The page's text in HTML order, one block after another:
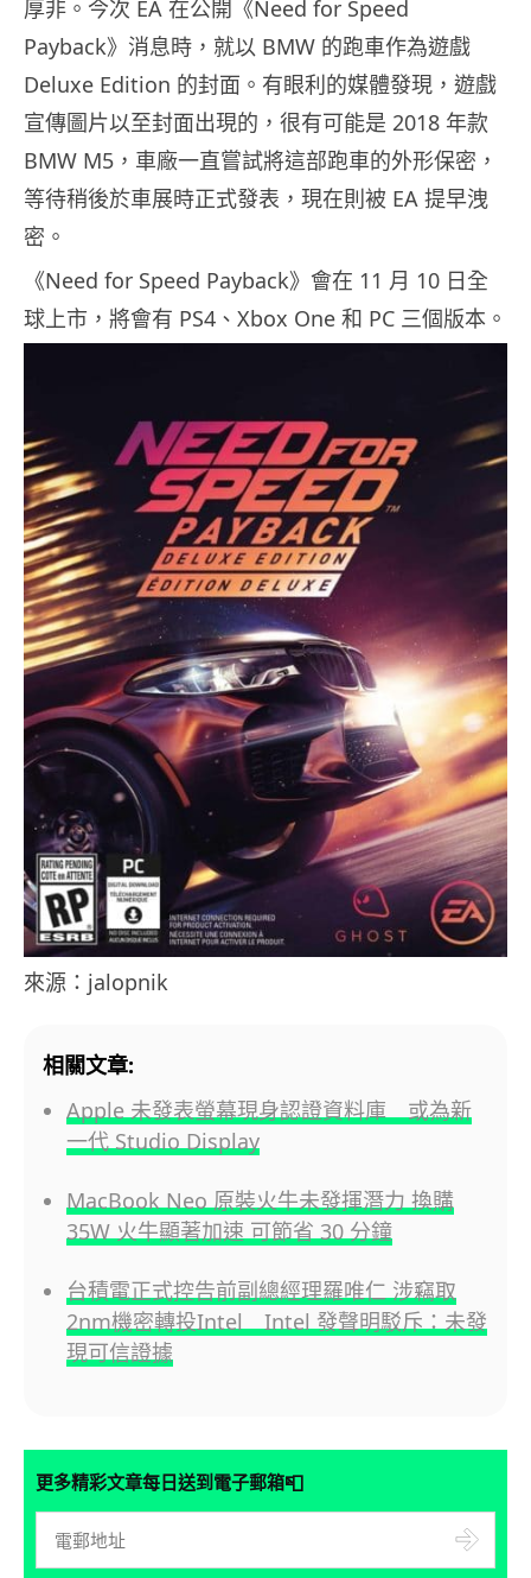
厚非。今次 EA 在公開《Need for Speed
Payback》消息時，就以 BMW 的跑車作為遊戲
Deluxe Edition 的封面。有眼利的媒體發現，遊戲
宣傳圖片以至封面出現的，很有可能是 2018 年款
BMW M5，車廠一直嘗試將這部跑車的外形保密，
等待稍後於車展時正式發表，現在則被 EA 提早洩
密。
《Need for Speed Payback》會在 11 月 10 日全
球上市，將會有 PS4、Xbox One 和 PC 三個版本。
來源：jalopnik
相關文章:
Apple 未發表螢幕現身認證資料庫 或為新
一代 Studio Display
MacBook Neo 原裝火牛未發揮潛力 換購
35W 火牛顯著加速 可節省 30 分鐘
台積電正式控告前副總經理羅唯仁 涉竊取
2nm機密轉投Intel Intel 發聲明駁斥：未發
現可信證據
更多精彩文章每日送到電子郵箱📮